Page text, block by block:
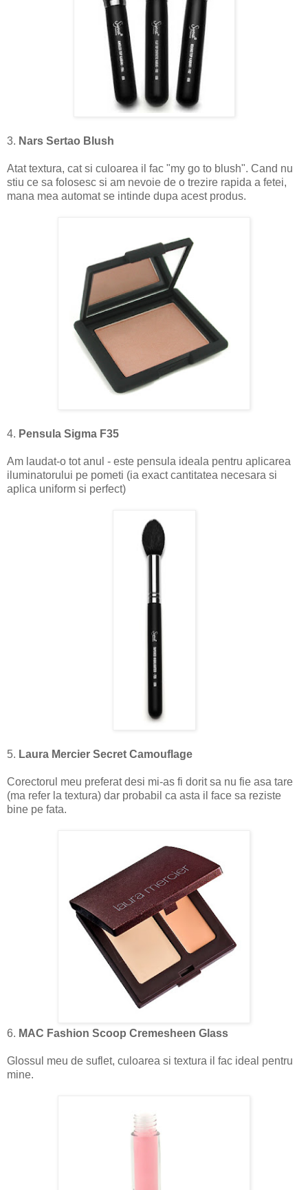
3. Nars Sertao Blush
Atat textura, cat si culoarea il fac "my go to blush". Cand nu
stiu ce sa folosesc si am nevoie de o trezire rapida a fetei,
mana mea automat se intinde dupa acest produs.
4. Pensula Sigma F35
Am laudat-o tot anul - este pensula ideala pentru aplicarea
iluminatorului pe pometi (ia exact cantitatea necesara si
aplica uniform si perfect)
5. Laura Mercier Secret Camouflage
Corectorul meu preferat desi mi-as fi dorit sa nu fie asa tare
(ma refer la textura) dar probabil ca asta il face sa reziste
bine pe fata.
6. MAC Fashion Scoop Cremesheen Glass
Glossul meu de suflet, culoarea si textura il fac ideal pentru
mine.